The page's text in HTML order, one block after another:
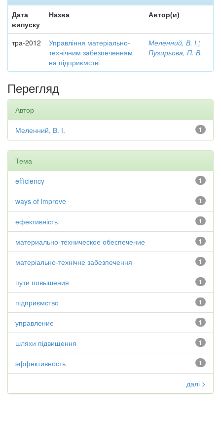
Дата
випуску
Назва Автор(и)
тра-2012
Управління матеріально-
технічним забезпеченням
на підприємстві
Меленний, В. І.;
Пузирьова, П. В.
Перегляд
Автор
1
Меленний, В. І.
Тема
1
efficiency
1
ways of improve
1
ефективність
1
материально-техническое обеспечение
1
матеріально-технічне забезпечення
1
пути повышения
1
підприємство
1
управление
1
шляхи підвищення
1
эффективность
далі >